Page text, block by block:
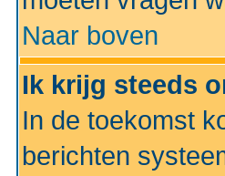
Naar boven
Ik krijg steeds
In de toekomst
berichten